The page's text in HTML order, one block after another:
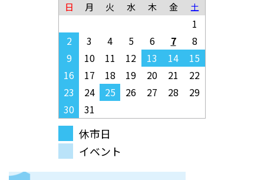
日 月 火 水 木 金 土
1
2
3 4 5 6 7
8
9
10 11 12 13 14
15
16
17 18 19 20 21
22
23
24 25 26 27 28
29
30
31
休市日
イベント